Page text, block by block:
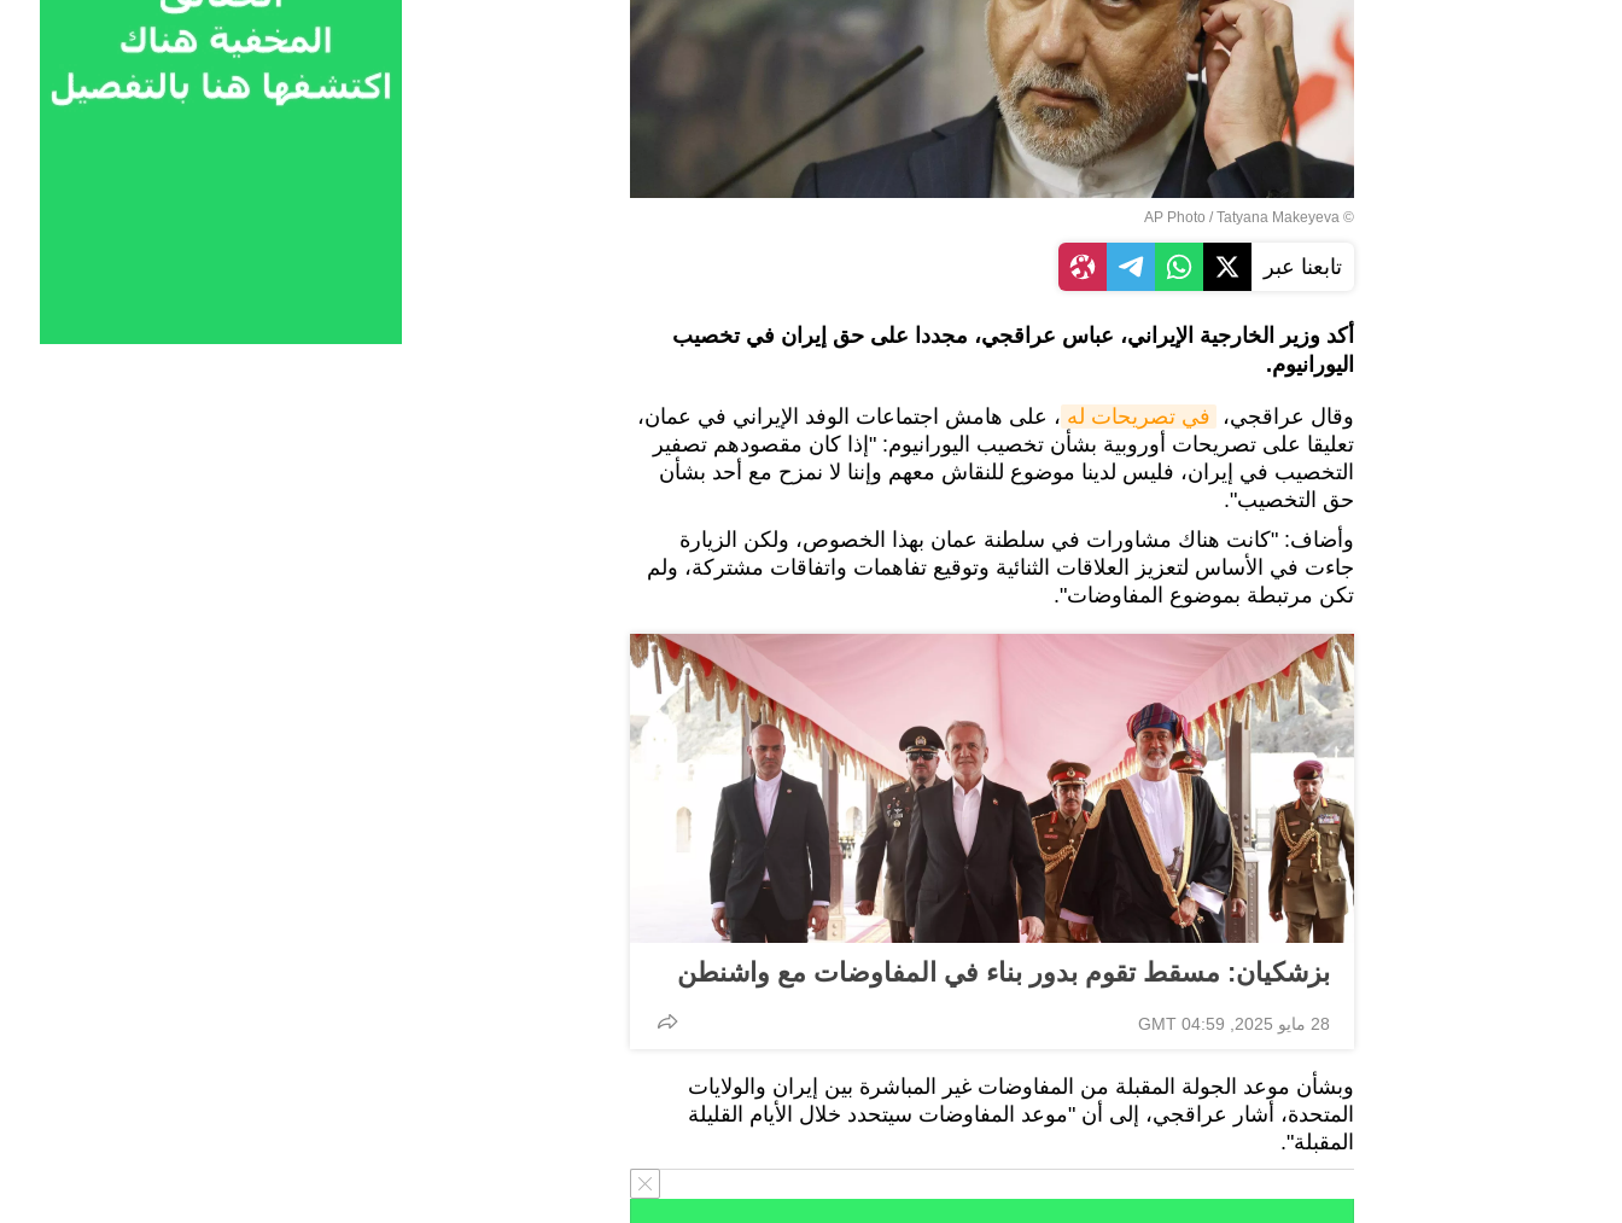
© AP Photo / Tatyana Makeyeva
تابعنا عبر
أکد وزير الخارجية الإيراني، عباس عراقجي، مجددا على حق إيران في تخصيب
اليورانيوم.
وقال عراقجي، في تصريحات له ، على هامش اجتماعات الوفد الإيراني في عمان،
تعليقا على تصريحات أوروبية بشأن تخصيب اليورانيوم: "إذا كان مقصودهم تصفير
التخصيب في إيران، فليس لدينا موضوع للنقاش معهم وإننا لا نمزح مع أحد بشأن
حق التخصيب".
وأضاف: "كانت هناك مشاورات في سلطنة عمان بهذا الخصوص، ولكن الزيارة
جاءت في الأساس لتعزيز العلاقات الثنائية وتوقيع تفاهمات واتفاقات مشتركة، ولم
تكن مرتبطة بموضوع المفاوضات".
بزشكيان: مسقط تقوم بدور بناء في المفاوضات مع واشنطن
28 مايو 2025, 04:59 GMT
وبشأن موعد الجولة المقبلة من المفاوضات غير المباشرة بين إيران والولايات
المتحدة، أشار عراقجي، إلى أن "موعد المفاوضات سيتحدد خلال الأيام القليلة
المقبلة".